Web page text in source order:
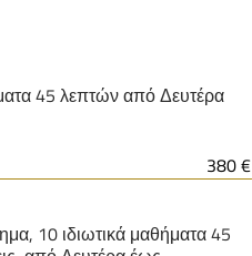
45 λεπτών από Δευτέρα
380 €
10 ιδιωτικά μαθήματα 45